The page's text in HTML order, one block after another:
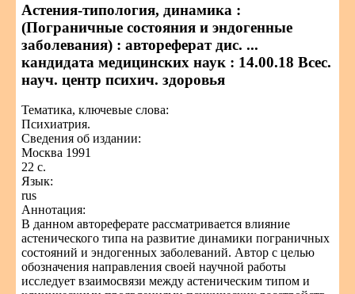
Астения-типология, динамика :
(Пограничные состояния и эндогенные
заболевания) : автореферат дис. ...
кандидата медицинских наук : 14.00.18 Всес.
науч. центр психич. здоровья
Тематика, ключевые слова:
Психиатрия.
Сведения об издании:
Москва 1991
22 с.
Язык:
rus
Аннотация:
В данном автореферате рассматривается влияние
астенического типа на развитие динамики пограничных
состояний и эндогенных заболеваний. Автор с целью
обозначения направления своей научной работы
исследует взаимосвязи между астеническим типом и